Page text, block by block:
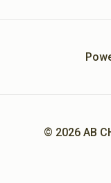
© 2026 AB